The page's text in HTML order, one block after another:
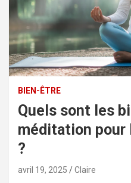
BIEN-ÊTRE
Quels sont les
méditation pour
?
avril 19, 2025 Claire